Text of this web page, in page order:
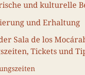
und kulturelle
und Erhaltung
Sala de los
Tickets und